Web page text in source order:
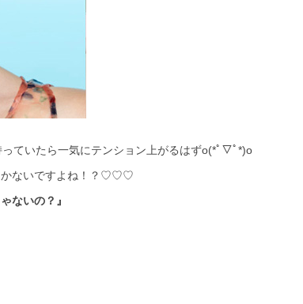
ていたら一気にテンション上がるはずo(*ﾟ▽ﾟ*)o
かないですよね！？♡♡♡
ないの？』